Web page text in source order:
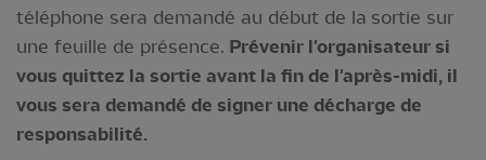
téléphone sera demandé au début de la sortie sur
une feuille de présence. Prévenir l'organisateur si
vous quittez la sortie avant la fin de l'après-midi, il
vous sera demandé de signer une décharge de
responsabilité.